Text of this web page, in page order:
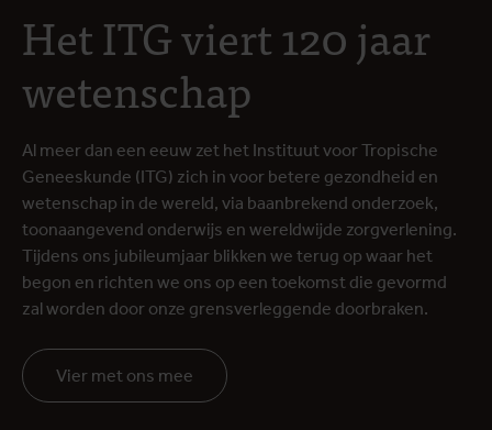
Het ITG viert 120 jaar
wetenschap
Al meer dan een eeuw zet het Instituut voor Tropische
Geneeskunde (ITG) zich in voor betere gezondheid en
wetenschap in de wereld, via baanbrekend onderzoek,
toonaangevend onderwijs en wereldwijde zorgverlening.
Tijdens ons jubileumjaar blikken we terug op waar het
begon en richten we ons op een toekomst die gevormd
zal worden door onze grensverleggende doorbraken.
Vier met ons mee